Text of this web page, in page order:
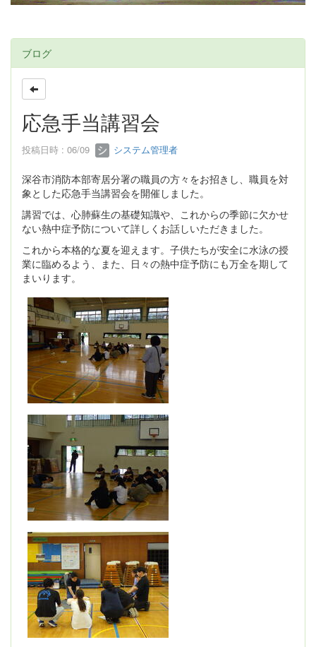
ブログ
応急手当講習会
投稿日時 : 06/09 システム管理者
深谷市消防本部寄居分署の職員の方々をお招きし、職員を対
象とした応急手当講習会を開催しました。
講習では、心肺蘇生の基礎知識や、これからの季節に欠かせ
ない熱中症予防について詳しくお話しいただきました。
これから本格的な夏を迎えます。子供たちが安全に水泳の授
業に臨めるよう、また、日々の熱中症予防にも万全を期して
まいります。